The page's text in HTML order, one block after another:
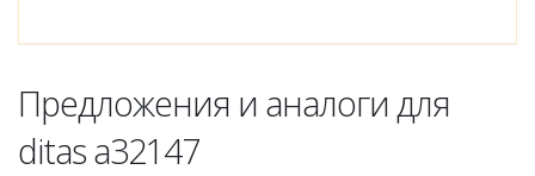
Предложения и аналоги для
ditas a32147